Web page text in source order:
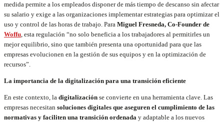
medida permite a los empleados disponer de más tiempo de descanso sin afectar
su salario y exige a las organizaciones implementar estrategias para optimizar el
uso y control de las horas de trabajo. Para Miguel Fresneda, Co-Founder de
Woffu, esta regulación “no solo beneficia a los trabajadores al permitirles un
mejor equilibrio, sino que también presenta una oportunidad para que las
empresas evolucionen en la gestión de sus equipos y en la optimización de
recursos”.
La importancia de la digitalización para una transición eficiente
En este contexto, la digitalización se convierte en una herramienta clave. Las
empresas necesitan soluciones digitales que aseguren el cumplimiento de las
normativas y faciliten una transición ordenada y adaptable a los nuevos